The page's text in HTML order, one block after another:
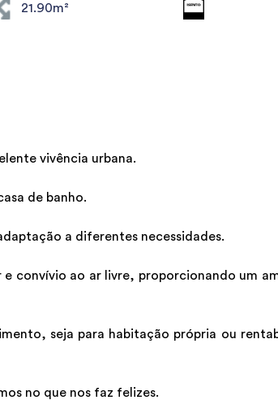
21.90m²
vivência urbana.
de banho.
a diferentes necessidades.
convívio ao ar livre, proporcionando um
seja para habitação própria ou
no que nos faz felizes.